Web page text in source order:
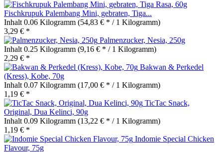
Fischkrupuk Palembang Mini, gebraten, Tiga...
Inhalt 0.06 Kilogramm (54,83 € * / 1 Kilogramm)
3,29 € *
Palmenzucker, Nesia, 250g
Inhalt 0.25 Kilogramm (9,16 € * / 1 Kilogramm)
2,29 € *
Bakwan & Perkedel
(Kress), Kobe, 70g
Inhalt 0.07 Kilogramm (17,00 € * / 1 Kilogramm)
1,19 € *
TicTac Snack,
Original, Dua Kelinci, 90g
Inhalt 0.09 Kilogramm (13,22 € * / 1 Kilogramm)
1,19 € *
Indomie Special Chicken
Flavour, 75g